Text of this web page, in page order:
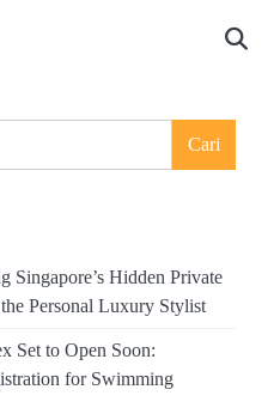
Cari
Singapore’s Hidden Private
Personal Luxury Stylist
Set to Open Soon:
for Swimming